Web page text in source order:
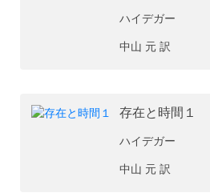
ハイデガー
中山 元 訳
存在と時間１
ハイデガー
中山 元 訳